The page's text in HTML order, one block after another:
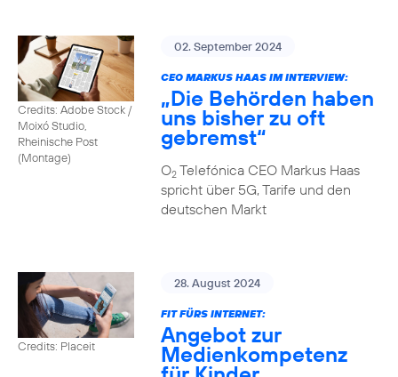
Credits: Adobe Stock /
Moixó Studio,
Rheinische Post
(Montage)
02. September 2024
CEO MARKUS HAAS IM INTERVIEW:
„Die Behörden haben
uns bisher zu oft
gebremst“
O2Telefónica CEO Markus Haas
spricht über 5G, Tarife und den
deutschen Markt
Credits: Placeit
28. August 2024
FIT FÜRS INTERNET:
Angebot zur
Medienkompetenz